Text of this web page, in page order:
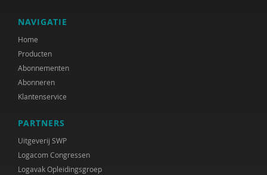
NAVIGATIE
Home
Producten
Abonnementen
Abonneren
Klantenservice
PARTNERS
Uitgeverij SWP
Logacom Congressen
Logavak Opleidingsgroep